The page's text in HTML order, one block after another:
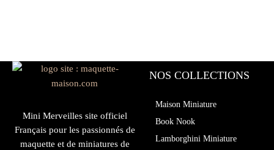
Mini Merveilles site officiel
Français pour les passionnés de
maquette et de miniatures de
NOS COLLECTIONS
Maison Miniature
Book Nook
Lamborghini Miniature